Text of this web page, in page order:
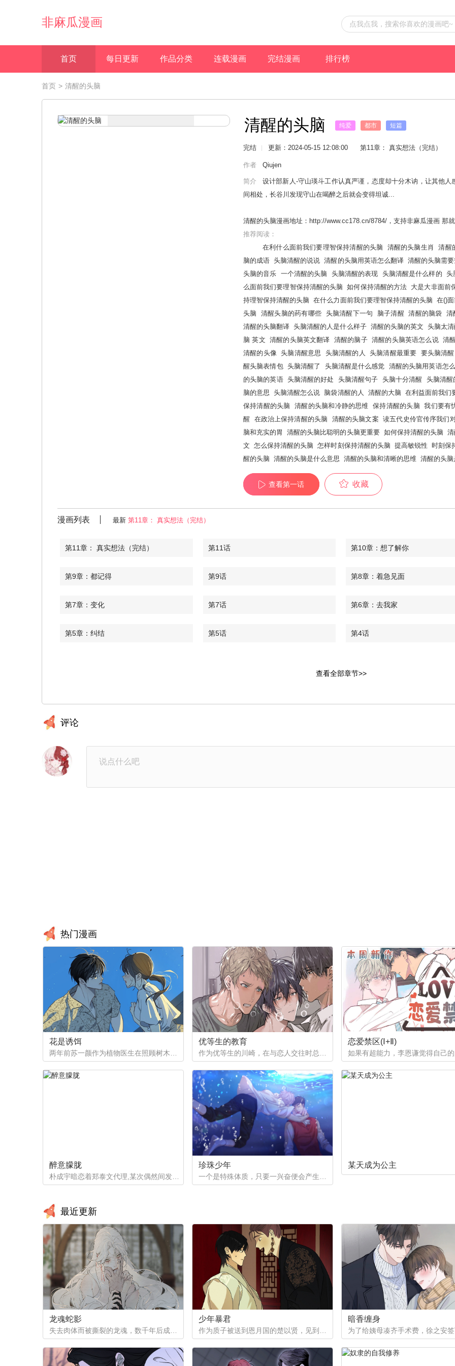
非麻瓜漫画
首页 每日更新 作品分类 连载漫画 完结漫画 排行榜
首页 > 清醒的头脑
清醒的头脑 纯爱 都市 短篇
完结 更新：2024-05-15 12:08:00 第11章： 真实想法（完结）
作者 Qiujen
简介
设计部新人-守山瑛斗工作认真严谨，态度却十分木讷，让其他
间相处，长谷川发现守山在喝醉之后就会变得坦诚...
清醒的头脑漫画地址：http://www.cc178.cn/8784/，支持非麻瓜漫画 那
推荐阅读：
在利什么面前我们要理智保持清醒的头脑
清醒的头脑生肖
清醒
脑的成语 头脑清醒的说说 清醒的头脑用英语怎么翻译 清醒的头脑需
头脑的音乐 一个清醒的头脑 头脑清醒的表现 头脑清醒是什么样的 头
么面前我们要理智保持清醒的头脑
如何保持清醒的方法 大是大非面前
持理智保持清醒的头脑
在什么力面前我们要理智保持清醒的头脑 在()
头脑
清醒头脑的药有哪些 头脑清醒下一句 脑子清醒 清醒的脑袋
清
清醒的头脑翻译 头脑清醒的人是什么样子 清醒的头脑的英文 头脑太
脑 英文
清醒的头脑英文翻译 清醒的脑子 清醒的头脑英语怎么说 清
清醒的头像 头脑清醒意思 头脑清醒的人 头脑清醒最重要 要头脑清醒
醒头脑表情包 头脑清醒了 头脑清醒是什么感觉 清醒的头脑用英语怎
的头脑的英语 头脑清醒的好处 头脑清醒句子 头脑十分清醒
头脑清醒
脑的意思
头脑清醒怎么说 脑袋清醒的人 清醒的大脑 在利益面前我们
保持清醒的头脑
清醒的头脑和冷静的思维 保持清醒的头脑
我们要有
醒
在政治上保持清醒的头脑 清醒的头脑文案
读五代史伶官传序我们
脑和充实的胃
清醒的头脑比聪明的头脑更重要 如何保持清醒的头脑
文
怎么保持清醒的头脑 怎样时刻保持清醒的头脑 提高敏锐性
时刻保
醒的头脑 清醒的头脑是什么意思 清醒的头脑和清晰的思维 清醒的头
查看第一话 收藏
漫画列表 最新 第11章： 真实想法（完结）
第11章： 真实想法（完结） 第11话 第10章：想了解你
第9章：都记得 第9话 第8章：着急见面
第7章：变化 第7话 第6章：去我家
第5章：纠结 第5话 第4话
查看全部章节>>
评论
热门漫画
花是诱饵 优等生的教育 恋爱禁区(Ⅰ+Ⅱ)
醉意朦胧 珍珠少年 某天成为公主
最近更新
龙魂蛇影 少年暴君 暗香缠身